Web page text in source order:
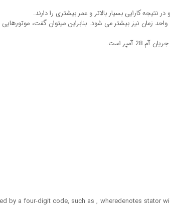
کارایی بسیار بالاتر و عمر بیشتری را دارند.
by a four-digit code, such as , wheredenotes stator